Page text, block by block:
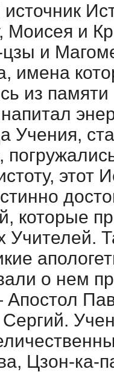
Моисея и
и
имена
из
Учения,
этот
которые
Учителей.
о нем
Цзон-ка-